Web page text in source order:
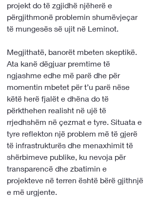
projekt do të zgjidhë njëherë e
përgjithmonë problemin shumëvjeçar
të mungesës së ujit në Leminot.
Megjithatë, banorët mbeten skeptikë.
Ata kanë dëgjuar premtime të
ngjashme edhe më parë dhe për
momentin mbetet për t’u parë nëse
këtë herë fjalët e dhëna do të
përkthehen realisht në ujë të
rrjedhshëm në çezmat e tyre. Situata e
tyre reflekton një problem më të gjerë
të infrastrukturës dhe menaxhimit të
shërbimeve publike, ku nevoja për
transparencë dhe zbatimin e
projekteve në terren është bërë gjithnjë
e më urgjente.